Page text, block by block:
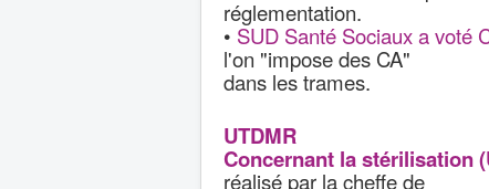
réglementation.
• SUD Santé Sociaux a voté
l'on "impose des CA"
dans les trames.
UTDMR
Concernant la stérilisation
réalisé par la cheffe de